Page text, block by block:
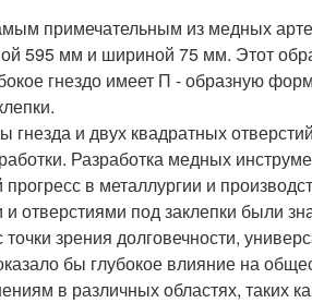
примечательным из медных
595 мм и шириной 75 мм. Этот
гнездо имеет П - образную
и двух квадратных
Разработка медных
в металлургии и
отверстиями под заклепки были
зрения долговечности,
бы глубокое влияние на
в различных областях, таких